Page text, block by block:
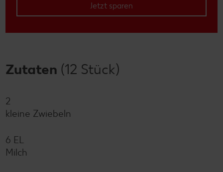
Jetzt sparen
Zutaten (12 Stück)
2
kleine Zwiebeln
6 EL
Milch